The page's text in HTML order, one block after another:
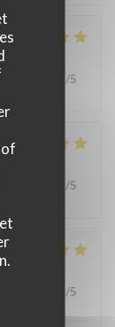
/ Prijs /5
/ Prijs /5
/5